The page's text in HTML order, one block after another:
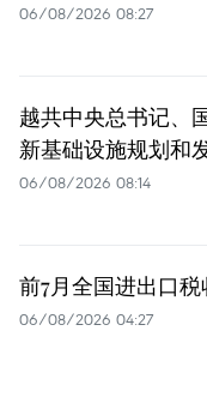
06/08/2026 08:27
越共中央总书记、
新基础设施规划和
06/08/2026 08:14
前7月全国进出口税
06/08/2026 04:27